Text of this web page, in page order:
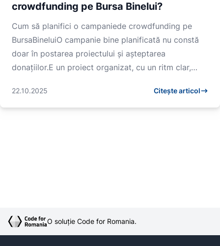
crowdfunding pe Bursa Binelui?
Cum să planifici o campaniede crowdfunding pe
BursaBineluiO campanie bine planificată nu constă
doar în postarea proiectului și așteptarea
donațiilor.E un proiect organizat, cu un ritm clar,
22.10.2025 Citește articol
O soluție Code for Romania.